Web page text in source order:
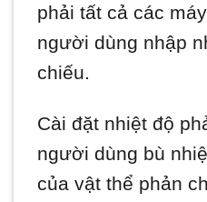
phải tất cả các
người dùng nhập
chiếu.
Cài đặt nhiệt độ
người dùng bù
của vật thể phản